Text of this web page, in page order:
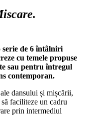
serie de 6 întâlniri
cu temele propuse
sau pentru întregul
contemporan.
dansului și mișcării,
faciliteze un cadru
prin intermediul